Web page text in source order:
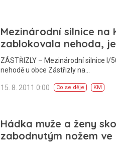
Mezinárodní silnice na
zablokovala nehoda,
ZÁSTŘIZLY – Mezinárodní silnice I/
nehodě u obce Zástřizly na…
15. 8. 2011 0:00 Co se děje KM
Hádka muže a ženy
zabodnutým nožem ve